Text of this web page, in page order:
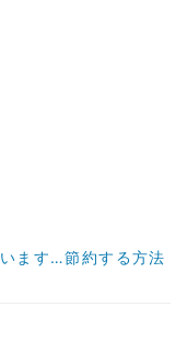
ます…節約する方法